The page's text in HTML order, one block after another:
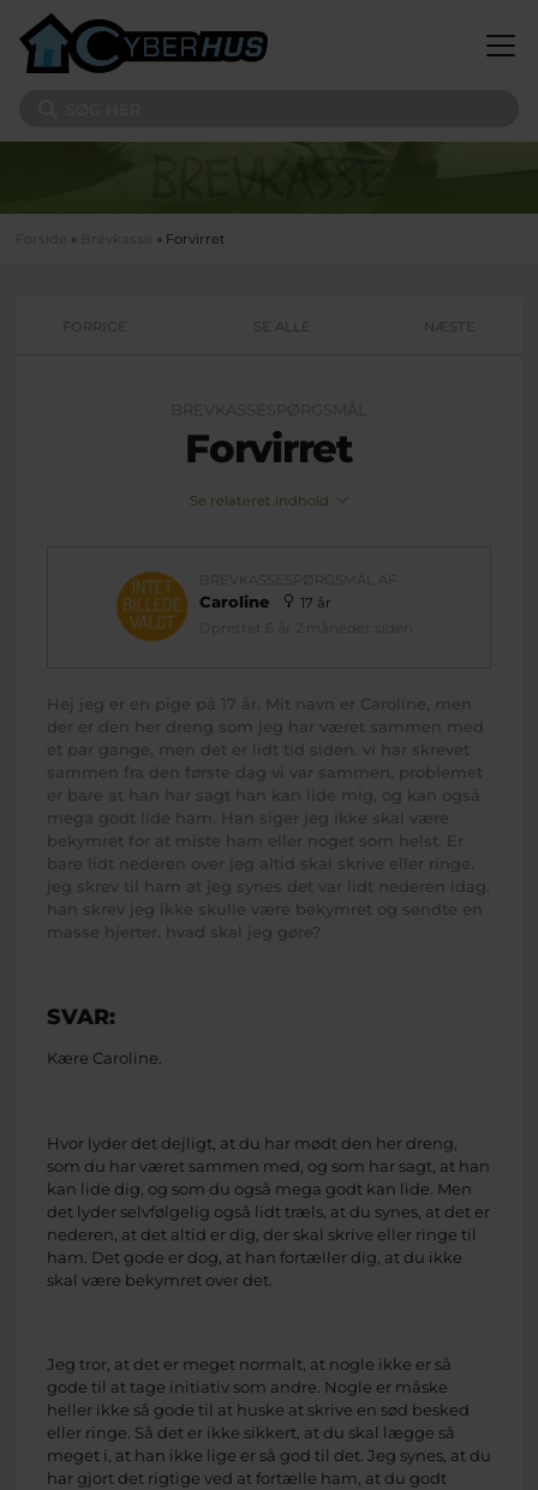
Du er her
» Brevkasse » Forvirret
FORRIGE SE ALLE NÆSTE
BREVKASSESPØRGSMÅL
Forvirret
Se relateret indhold
BREVKASSESPØRGSMÅL AF
Caroline
17 år
Oprettet 6 år 2 måneder siden
Hej jeg er en pige på 17 år. Mit navn er Caroline, men
der er den her dreng som jeg har været sammen med
et par gange, men det er lidt tid siden. vi har skrevet
sammen fra den første dag vi var sammen, problemet
er bare at han har sagt han kan lide mig, og kan også
mega godt lide ham. Han siger jeg ikke skal være
bekymret for at miste ham eller noget som helst. Er
bare lidt nederen over jeg altid skal skrive eller ringe.
jeg skrev til ham at jeg synes det var lidt nederen idag.
han skrev jeg ikke skulle være bekymret og sendte en
masse hjerter. hvad skal jeg gøre?
SVAR:
Kære Caroline.
Hvor lyder det dejligt, at du har mødt den her dreng,
som du har været sammen med, og som har sagt, at han
kan lide dig, og som du også mega godt kan lide. Men
det lyder selvfølgelig også lidt træls, at du synes, at det er
nederen, at det altid er dig, der skal skrive eller ringe til
ham. Det gode er dog, at han fortæller dig, at du ikke
skal være bekymret over det.
Jeg tror, at det er meget normalt, at nogle ikke er så
gode til at tage initiativ som andre. Nogle er måske
heller ikke så gode til at huske at skrive en sød besked
eller ringe. Så det er ikke sikkert, at du skal lægge så
meget i, at han ikke lige er så god til det. Jeg synes, at du
har gjort det rigtige ved at fortælle ham, at du godt